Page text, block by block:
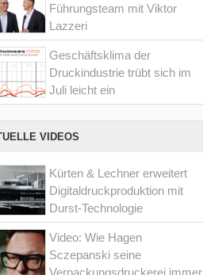
Führungsteam mit Viktor
Lazzeri
Geschäftsklima der
Druckindustrie trübt sich im
Juli leicht ein
VIDEOS
Kürten & Lechner erweitert
Digitaldruckproduktion mit
Durst-Technologie
Video: Wie Hagen
Sczepanski seine
Verpackungsdruckerei immer